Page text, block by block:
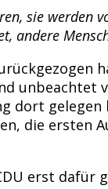
sie
andere
unbeachtet
dort
die ersten
erst dafür